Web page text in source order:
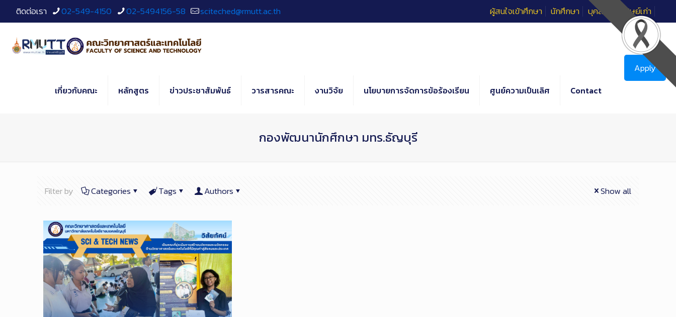
to
Content
ติดต่อเรา 02-549-4150 02-5494156-58 sciteched@rmutt.ac.th ผู้สนใจเข้าศึกษา นักศึกษา บุคลากร ศิษย์เก่า
เกี่ยวกับคณะ หลักสูตร ข่าวประชาสัมพันธ์ วารสารคณะ งานวิจัย นโยบายการจัดการข้อร้องเรียน ศูนย์ความเป็นเลิศ Contact
Apply
กองพัฒนานักศึกษา มทร.ธัญบุรี
Filter by Categories Tags Authors Show all